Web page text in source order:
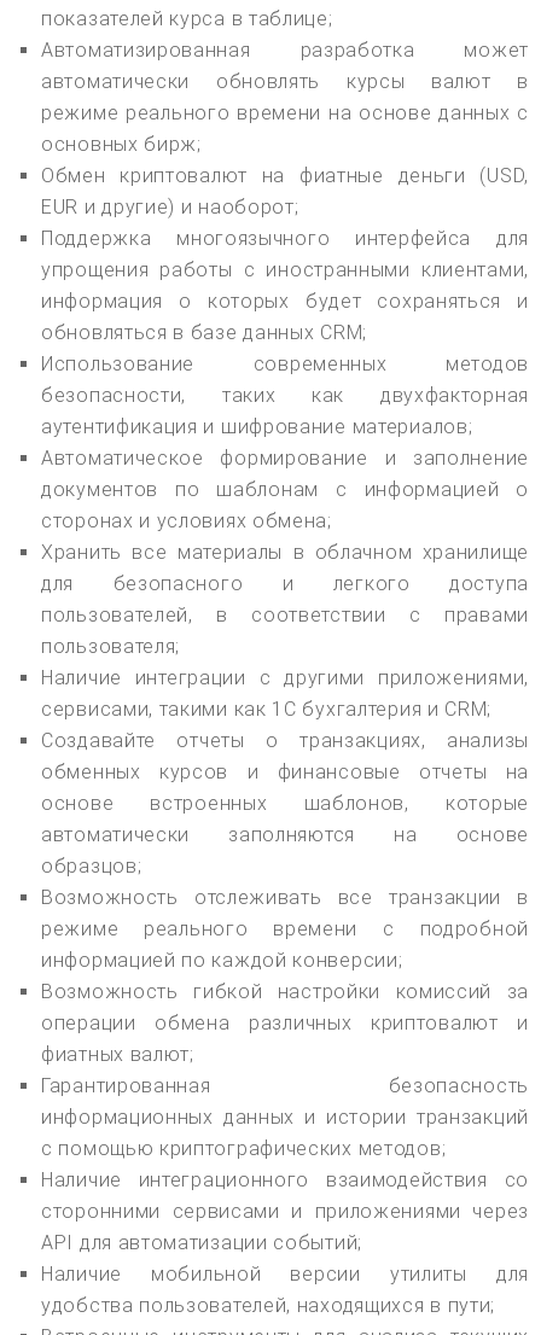
показателей курса в таблице;
Автоматизированная разработка может
автоматически обновлять курсы валют в
режиме реального времени на основе данных с
основных бирж;
Обмен криптовалют на фиатные деньги (USD,
EUR и другие) и наоборот;
Поддержка многоязычного интерфейса для
упрощения работы с иностранными клиентами,
информация о которых будет сохраняться и
обновляться в базе данных CRM;
Использование современных методов
безопасности, таких как двухфакторная
аутентификация и шифрование материалов;
Автоматическое формирование и заполнение
документов по шаблонам с информацией о
сторонах и условиях обмена;
Хранить все материалы в облачном хранилище
для безопасного и легкого доступа
пользователей, в соответствии с правами
пользователя;
Наличие интеграции с другими приложениями,
сервисами, такими как 1С бухгалтерия и CRM;
Создавайте отчеты о транзакциях, анализы
обменных курсов и финансовые отчеты на
основе встроенных шаблонов, которые
автоматически заполняются на основе
образцов;
Возможность отслеживать все транзакции в
режиме реального времени с подробной
информацией по каждой конверсии;
Возможность гибкой настройки комиссий за
операции обмена различных криптовалют и
фиатных валют;
Гарантированная безопасность
информационных данных и истории транзакций
с помощью криптографических методов;
Наличие интеграционного взаимодействия со
сторонними сервисами и приложениями через
API для автоматизации событий;
Наличие мобильной версии утилиты для
удобства пользователей, находящихся в пути;